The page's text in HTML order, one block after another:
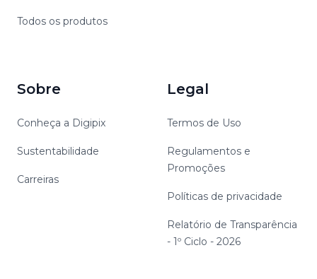
Todos os produtos
Sobre
Conheça a Digipix
Sustentabilidade
Carreiras
Legal
Termos de Uso
Regulamentos e
Promoções
Políticas de privacidade
Relatório de Transparência
- 1º Ciclo - 2026